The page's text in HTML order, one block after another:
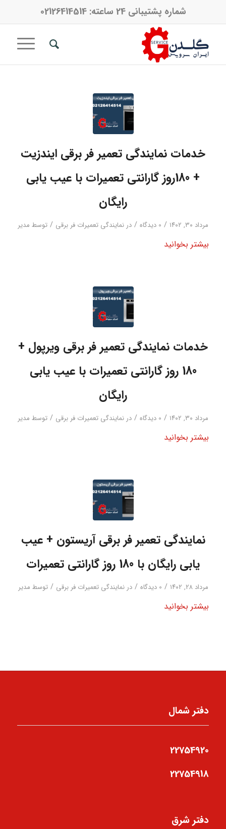
شماره پشتیبانی 24 ساعته: 02126414514
خدمات نمایندگی تعمیر فر برقی ایندزیت
+ 180روز گارانتی تعمیرات با عیب یابی
رایگان
مرداد ۳۰, ۱۴۰۲ / 0 دیدگاه‌ / در نمایندگی تعمیرات فر برقی / توسط مدیر
بیشتر بخوانید
خدمات نمایندگی تعمیر فر برقی ویرپول +
180 روز گارانتی تعمیرات با عیب یابی
رایگان
مرداد ۳۰, ۱۴۰۲ / 0 دیدگاه‌ / در نمایندگی تعمیرات فر برقی / توسط مدیر
بیشتر بخوانید
نمایندگی تعمیر فر برقی آریستون + عیب
یابی رایگان با 180 روز گارانتی تعمیرات
مرداد ۲۸, ۱۴۰۲ / 0 دیدگاه‌ / درنمایندگی تعمیرات فر برقی / توسط مدیر
بیشتر بخوانید
دفتر شمال
22754920
22754918
دفتر شرق